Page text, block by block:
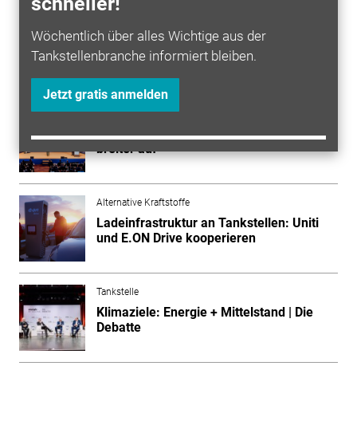
Wöchentlich über alles Wichtige aus der
Tankstellenbranche informiert bleiben.
Jetzt gratis anmelden
Tankstelle
UMPF 2026: Tankstellen stellen sich
breiter auf
Alternative Kraftstoffe
Ladeinfrastruktur an Tankstellen: Uniti
und E.ON Drive kooperieren
Tankstelle
Klimaziele: Energie + Mittelstand | Die
Debatte